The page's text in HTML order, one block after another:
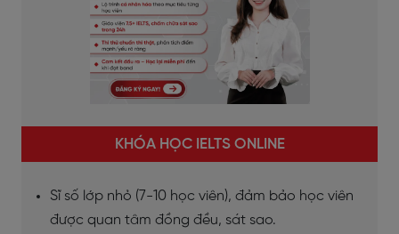
KHÓA HỌC IELTS ONLINE
Sĩ số lớp nhỏ (7-10 học viên), đảm bảo học viên
được quan tâm đồng đều, sát sao.